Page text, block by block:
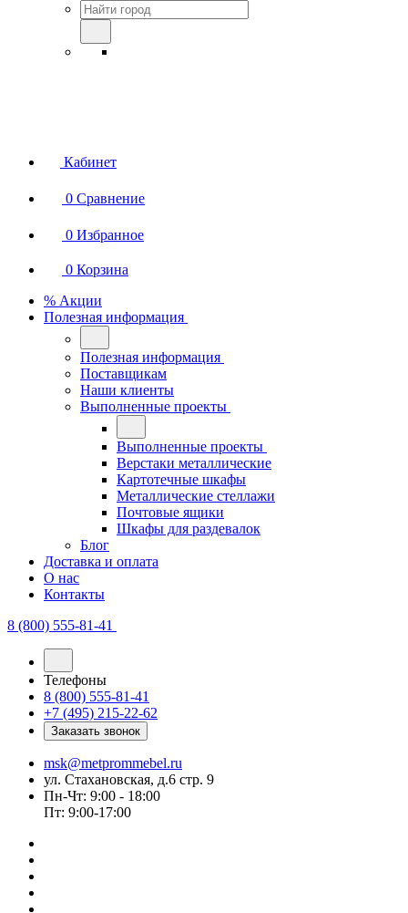
Кабинет
0 Сравнение
0 Избранное
0 Корзина
% Акции
Полезная информация
Полезная информация
Поставщикам
Наши клиенты
Выполненные проекты
Выполненные проекты
Верстаки металлические
Картотечные шкафы
Металлические стеллажи
Почтовые ящики
Шкафы для раздевалок
Блог
Доставка и оплата
О нас
Контакты
8 (800) 555-81-41
Телефоны
8 (800) 555-81-41
+7 (495) 215-22-62
Заказать звонок
msk@metprommebel.ru
ул. Стахановская, д.6 стр. 9
Пн-Чт: 9:00 - 18:00
Пт: 9:00-17:00